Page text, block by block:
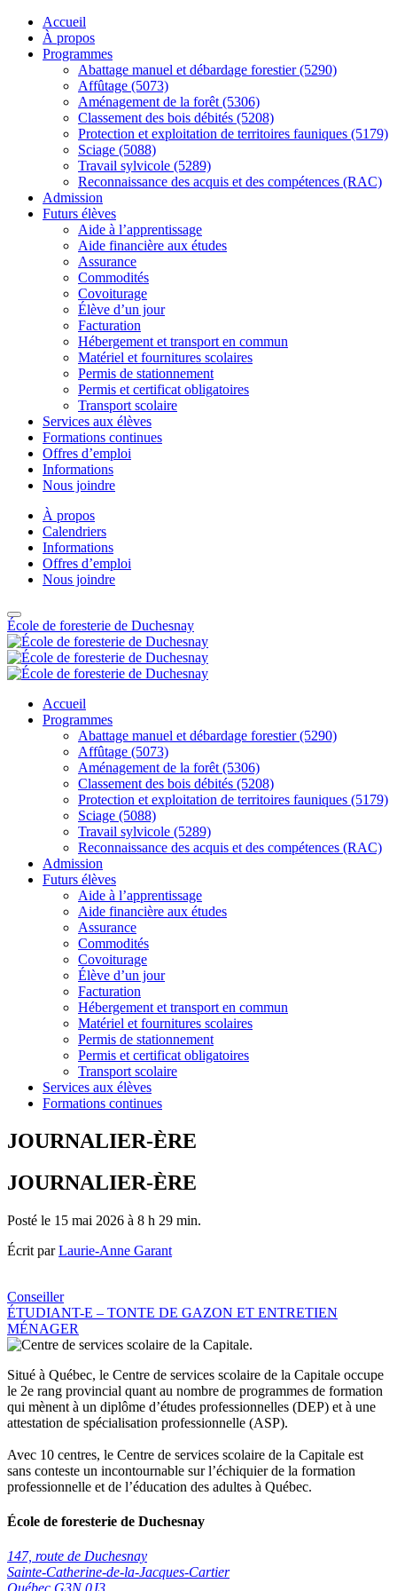
Accueil
À propos
Programmes
Abattage manuel et débardage forestier (5290)
Affûtage (5073)
Aménagement de la forêt (5306)
Classement des bois débités (5208)
Protection et exploitation de territoires fauniques (5179)
Sciage (5088)
Travail sylvicole (5289)
Reconnaissance des acquis et des compétences (RAC)
Admission
Futurs élèves
Aide à l’apprentissage
Aide financière aux études
Assurance
Commodités
Covoiturage
Élève d’un jour
Facturation
Hébergement et transport en commun
Matériel et fournitures scolaires
Permis de stationnement
Permis et certificat obligatoires
Transport scolaire
Services aux élèves
Formations continues
Offres d’emploi
Informations
Nous joindre
À propos
Calendriers
Informations
Offres d’emploi
Nous joindre
École de foresterie de Duchesnay
Accueil
Programmes
Abattage manuel et débardage forestier (5290)
Affûtage (5073)
Aménagement de la forêt (5306)
Classement des bois débités (5208)
Protection et exploitation de territoires fauniques (5179)
Sciage (5088)
Travail sylvicole (5289)
Reconnaissance des acquis et des compétences (RAC)
Admission
Futurs élèves
Aide à l’apprentissage
Aide financière aux études
Assurance
Commodités
Covoiturage
Élève d’un jour
Facturation
Hébergement et transport en commun
Matériel et fournitures scolaires
Permis de stationnement
Permis et certificat obligatoires
Transport scolaire
Services aux élèves
Formations continues
JOURNALIER-ÈRE
JOURNALIER-ÈRE
Posté le 15 mai 2026 à 8 h 29 min.
Écrit parLaurie-Anne Garant
Navigation
de
l’article
Conseiller
ÉTUDIANT-E – TONTE DE GAZON ET ENTRETIEN
MÉNAGER
Situé à Québec, le Centre de services scolaire de la Capitale occupe
le 2e rang provincial quant au nombre de programmes de formation
qui mènent à un diplôme d’études professionnelles (DEP) et à une
attestation de spécialisation professionnelle (ASP).
Avec 10 centres, le Centre de services scolaire de la Capitale est
sans conteste un incontournable sur l’échiquier de la formation
professionnelle et de l’éducation des adultes à Québec.
École de foresterie de Duchesnay
147, route de Duchesnay
Sainte-Catherine-de-la-Jacques-Cartier